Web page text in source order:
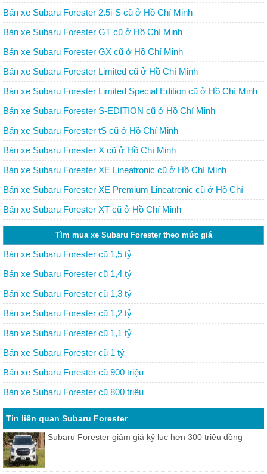
Bán xe Subaru Forester 2.5i-S cũ ở Hồ Chí Minh
Bán xe Subaru Forester GT cũ ở Hồ Chí Minh
Bán xe Subaru Forester GX cũ ở Hồ Chí Minh
Bán xe Subaru Forester Limited cũ ở Hồ Chí Minh
Bán xe Subaru Forester Limited Special Edition cũ ở Hồ Chí Minh
Bán xe Subaru Forester S-EDITION cũ ở Hồ Chí Minh
Bán xe Subaru Forester tS cũ ở Hồ Chí Minh
Bán xe Subaru Forester X cũ ở Hồ Chí Minh
Bán xe Subaru Forester XE Lineatronic cũ ở Hồ Chí Minh
Bán xe Subaru Forester XE Premium Lineatronic cũ ở Hồ Chí
Minh
Bán xe Subaru Forester XT cũ ở Hồ Chí Minh
Tìm mua xe Subaru Forester theo mức giá
Bán xe Subaru Forester cũ 1,5 tỷ
Bán xe Subaru Forester cũ 1,4 tỷ
Bán xe Subaru Forester cũ 1,3 tỷ
Bán xe Subaru Forester cũ 1,2 tỷ
Bán xe Subaru Forester cũ 1,1 tỷ
Bán xe Subaru Forester cũ 1 tỷ
Bán xe Subaru Forester cũ 900 triệu
Bán xe Subaru Forester cũ 800 triệu
Tin liên quan Subaru Forester
Subaru Forester giảm giá kỷ lục hơn 300 triệu đồng